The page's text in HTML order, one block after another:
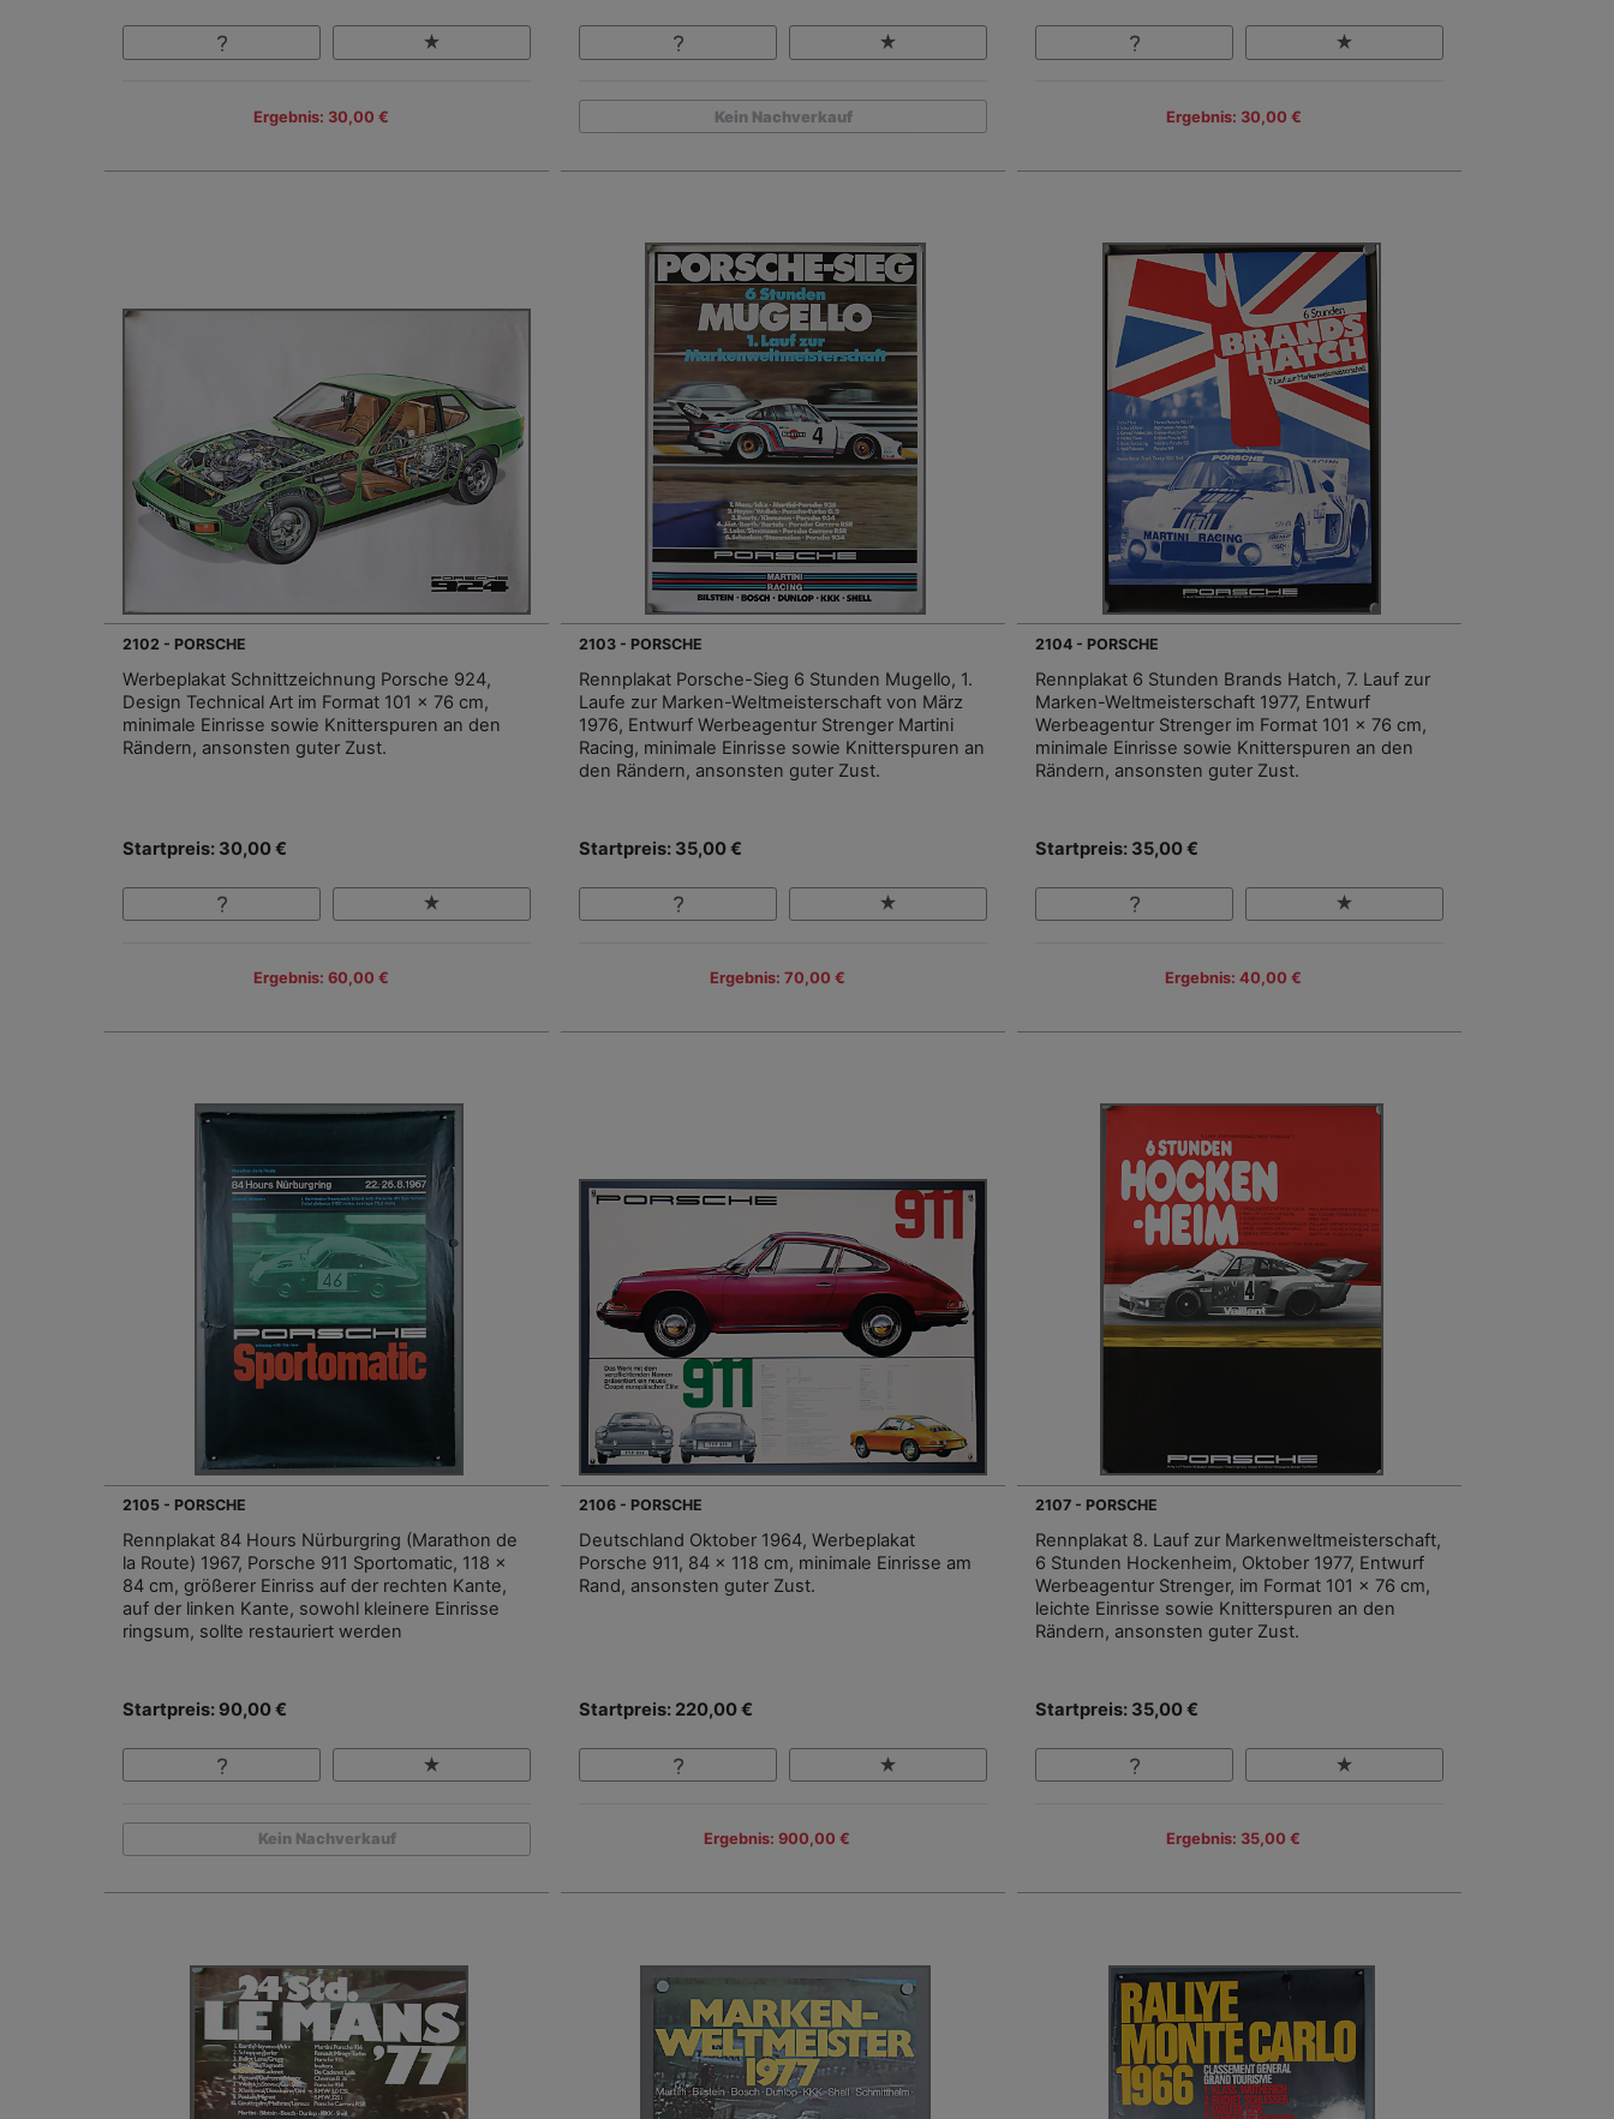
Ergebnis: 30,00 € Kein Nachverkauf Ergebnis: 30,00 €
2102 - PORSCHE
Werbeplakat Schnittzeichnung Porsche 924,
Design Technical Art im Format 101 x 76 cm,
minimale Einrisse sowie Knitterspuren an den
Rändern, ansonsten guter Zust.
Startpreis: 30,00 €
Ergebnis: 60,00 €
2103 - PORSCHE
Rennplakat Porsche-Sieg 6 Stunden Mugello, 1.
Laufe zur Marken-Weltmeisterschaft von März
1976, Entwurf Werbeagentur Strenger Martini
Racing, minimale Einrisse sowie Knitterspuren an
den Rändern, ansonsten guter Zust.
Startpreis: 35,00 €
Ergebnis: 70,00 €
2104 - PORSCHE
Rennplakat 6 Stunden Brands Hatch, 7. Lauf zur
Marken-Weltmeisterschaft 1977, Entwurf
Werbeagentur Strenger im Format 101 x 76 cm,
minimale Einrisse sowie Knitterspuren an den
Rändern, ansonsten guter Zust.
Startpreis: 35,00 €
Ergebnis: 40,00 €
2105 - PORSCHE
Rennplakat 84 Hours Nürburgring (Marathon de
la Route) 1967, Porsche 911 Sportomatic, 118 x
84 cm, größerer Einriss auf der rechten Kante,
auf der linken Kante, sowohl kleinere Einrisse
ringsum, sollte restauriert werden
Startpreis: 90,00 €
Kein Nachverkauf
2106 - PORSCHE
Deutschland Oktober 1964, Werbeplakat
Porsche 911, 84 x 118 cm, minimale Einrisse am
Rand, ansonsten guter Zust.
Startpreis: 220,00 €
Ergebnis: 900,00 €
2107 - PORSCHE
Rennplakat 8. Lauf zur Markenweltmeisterschaft,
6 Stunden Hockenheim, Oktober 1977, Entwurf
Werbeagentur Strenger, im Format 101 x 76 cm,
leichte Einrisse sowie Knitterspuren an den
Rändern, ansonsten guter Zust.
Startpreis: 35,00 €
Ergebnis: 35,00 €